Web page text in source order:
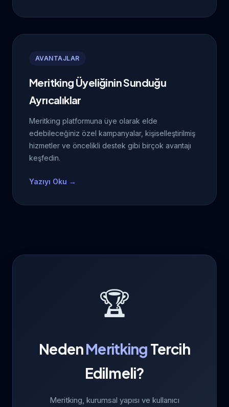
AVANTAJLAR
Meritking Üyeliğinin Sunduğu
Ayrıcalıklar
Meritking platformuna üye olarak elde
edebileceğiniz özel kampanyalar, kişiselleştirilmiş
hizmetler ve öncelikli destek gibi birçok avantajı
keşfedin.
Yazıyı Oku →
🏆
NedenMeritking Tercih
Edilmeli?
Meritking, kurumsal yapısı ve kullanıcı